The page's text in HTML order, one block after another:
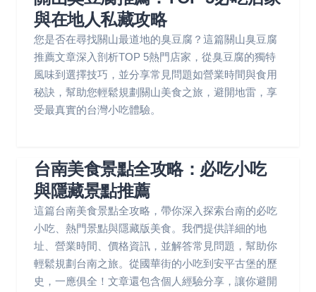
與在地人私藏攻略
您是否在尋找關山最道地的臭豆腐？這篇關山臭豆腐
推薦文章深入剖析TOP 5熱門店家，從臭豆腐的獨特
風味到選擇技巧，並分享常見問題如營業時間與食用
秘訣，幫助您輕鬆規劃關山美食之旅，避開地雷，享
受最真實的台灣小吃體驗。
台南美食景點全攻略：必吃小吃
與隱藏景點推薦
這篇台南美食景點全攻略，帶你深入探索台南的必吃
小吃、熱門景點與隱藏版美食。我們提供詳細的地
址、營業時間、價格資訊，並解答常見問題，幫助你
輕鬆規劃台南之旅。從國華街的小吃到安平古堡的歷
史，一應俱全！文章還包含個人經驗分享，讓你避開